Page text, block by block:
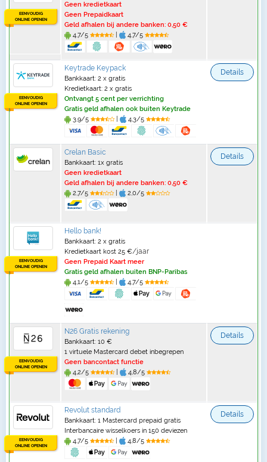
EENVOUDIG
ONLINE OPENEN
Geen kredietkaart
Geen Prepaidkaart
Geld afhalen bij andere banken: 0,50 €
4,7/5
| 4,7/5
EENVOUDIG
ONLINE OPENEN
Keytrade Keypack
Bankkaart: 2 x gratis
Kredietkaart: 2 x gratis
Ontvangt 5 cent per verrichting
Gratis geld afhalen ook buiten Keytrade
3,9/5
| 4,3/5
Details
Crelan Basic
Bankkaart: 1x gratis
Geen kredietkaart
Geld afhalen bij andere banken: 0,50 €
2,7/5
| 2,0/5
Details
EENVOUDIG
ONLINE OPENEN
Hello bank!
Bankkaart: 2 x gratis
Kredietkaart kost 25 €/jaar
Geen Prepaid Kaart meer
Gratis geld afhalen buiten BNP-Paribas
4,1/5
| 4,7/5
EENVOUDIG
ONLINE OPENEN
N26 Gratis rekening
Bankkaart: 10 €
1 virtuele Mastercard debet inbegrepen
Geen bancontact functie
4,2/5
| 4,8/5
Details
EENVOUDIG
ONLINE OPENEN
Revolut standard
Bankkaart: 1 Mastercard prepaid gratis
Interbancaire wisselkoers in 150 deviezen
4,7/5
| 4,8/5
Details